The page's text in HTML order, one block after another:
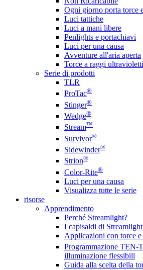
Ogni giorno porta torce
Luci tattiche
Luci a mani libere
Penlights e portachiavi
Luci per una causa
Avventure all'aria aperta
Torce a raggi
Serie di prodotti
TLR
ProTac®
Stinger®
Wedge®
Stream™
Survivor®
Sidewinder®
Strion®
Color-Rite®
Luci per una causa
Visualizza tutte le serie
risorse
Apprendimento
Perché Streamlight?
I capisaldi di Streamlight
Applicazioni con torce
Programmazione TEN-
illuminazione flessibili
Guida alla scelta della